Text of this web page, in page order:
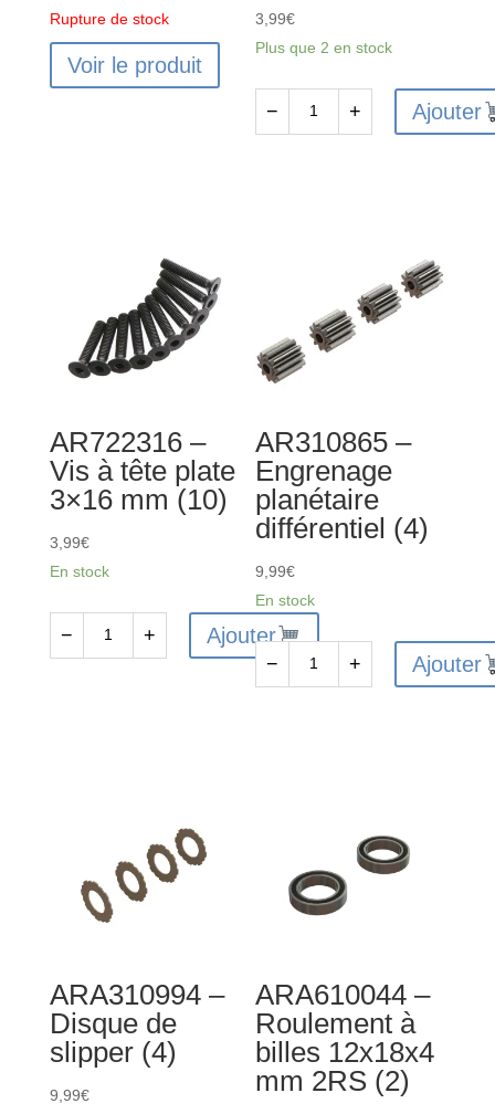
Rupture de stock
Voir le produit
3,99€
Plus que 2 en stock
d'antenne
60
mm
− + Ajouter
AR722316 –
Vis à tête plate
3×16 mm (10)
3,99€
En stock
3x16
− + Ajouter
AR310865 –
Engrenage
planétaire
différentiel (4)
9,99€
En stock
− + Ajouter
ARA310994 –
Disque de
slipper (4)
9,99€
ARA610044 –
Roulement à
billes 12x18x4
mm 2RS (2)